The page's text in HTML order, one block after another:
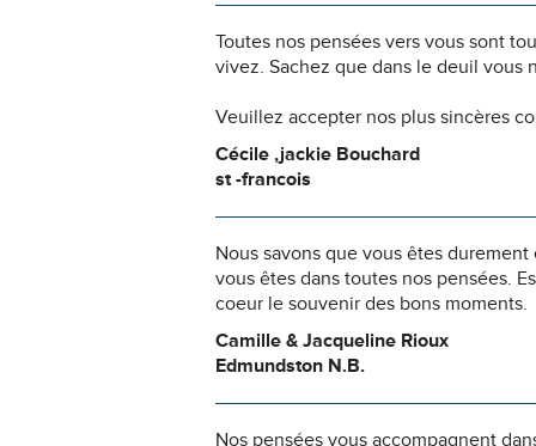
Toutes nos pensées vers vous sont
vivez. Sachez que dans le deuil vous
Veuillez accepter nos plus sincères
Cécile ,jackie Bouchard
st -francois
Nous savons que vous êtes
vous êtes dans toutes nos pensées.
coeur le souvenir des bons moments.
Camille & Jacqueline Rioux
Edmundston N.B.
Nos pensées vous accompagnent